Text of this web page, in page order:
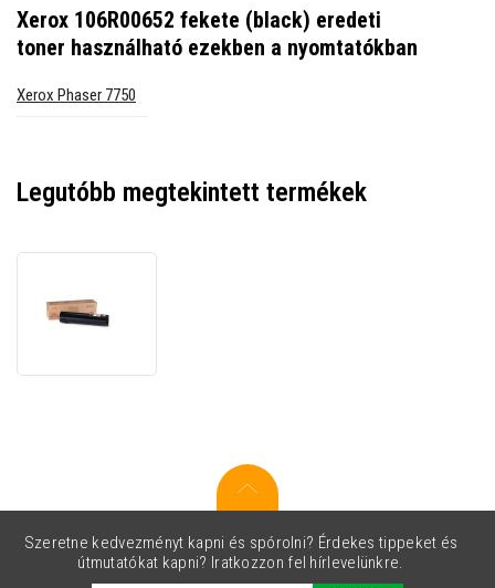
Xerox 106R00652 fekete (black) eredeti
toner használható ezekben a nyomtatókban
Xerox Phaser 7750
Legutóbb megtekintett termékek
eredeti
Szeretne kedvezményt kapni és spórolni? Érdekes tippeket és
útmutatókat kapni? Iratkozzon fel hírlevelünkre.